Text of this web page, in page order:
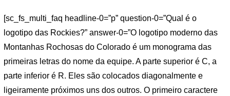
[sc_fs_multi_faq headline-0=”p” question-0=”Qual é o
logotipo das Rockies?” answer-0=”O logotipo moderno das
Montanhas Rochosas do Colorado é um monograma das
primeiras letras do nome da equipe. A parte superior é C, a
parte inferior é R. Eles são colocados diagonalmente e
ligeiramente próximos uns dos outros. O primeiro caractere